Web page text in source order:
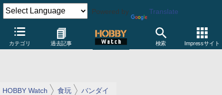
Powered by Translate
カテゴリ 過去記事 検索 Impressサイト
HOBBY Watch 食玩 バンダイ